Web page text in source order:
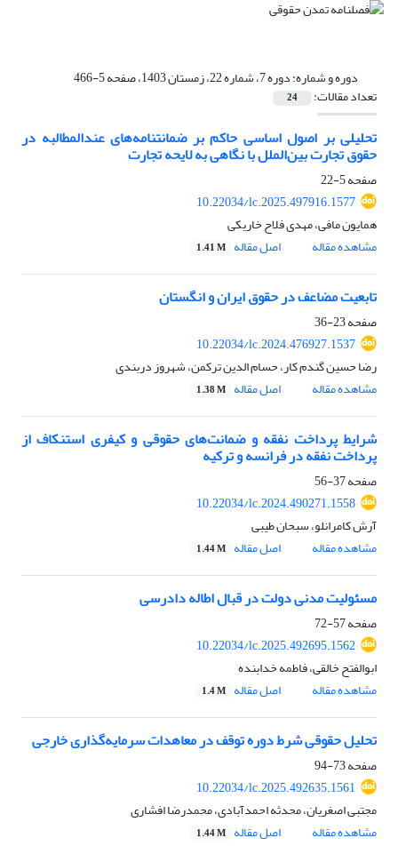
دوره و شماره:دوره 7، شماره 22، زمستان 1403، صفحه 5-466
تعداد مقالات: 24
تحلیلی بر اصول اساسی حاکم بر ضمانتنامه‌‌های عندالمطالبه در
حقوق تجارت بین‌الملل با نگاهی به لایحه تجارت
صفحه5-22
10.22034/lc.2025.497916.1577
همایون مافی، مهدی فلاح خاریکی
مشاهده مقاله
اصل مقاله 1.41 M
تابعیت مضاعف در حقوق ایران و انگستان
صفحه23-36
10.22034/lc.2024.476927.1537
رضا حسین گندم کار، حسام الدین ترکمن، شهروز دربندی
مشاهده مقاله
اصل مقاله 1.38 M
شرایط پرداخت نفقه و ضمانت‌های حقوقی و کیفری استنکاف از
پرداخت نفقه در فرانسه و ترکیه
صفحه37-56
10.22034/lc.2024.490271.1558
آرش کامرانلو، سبحان طیبی
مشاهده مقاله
اصل مقاله 1.44 M
مسئولیت مدنی دولت در قبال اطاله دادرسی
صفحه57-72
10.22034/lc.2025.492695.1562
ابوالفتح خالقی، فاطمه خدابنده
مشاهده مقاله
اصل مقاله 1.4 M
تحلیل حقوقی شرط دوره توقف در معاهدات سرمایه‌گذاری خارجی
صفحه73-94
10.22034/lc.2025.492635.1561
مجتبی اصغریان، محدثه احمدآبادی، محمدرضا افشاری
مشاهده مقاله
اصل مقاله 1.44 M